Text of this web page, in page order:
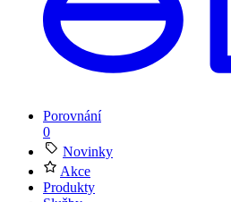
Porovnání
0
Novinky
Akce
Produkty